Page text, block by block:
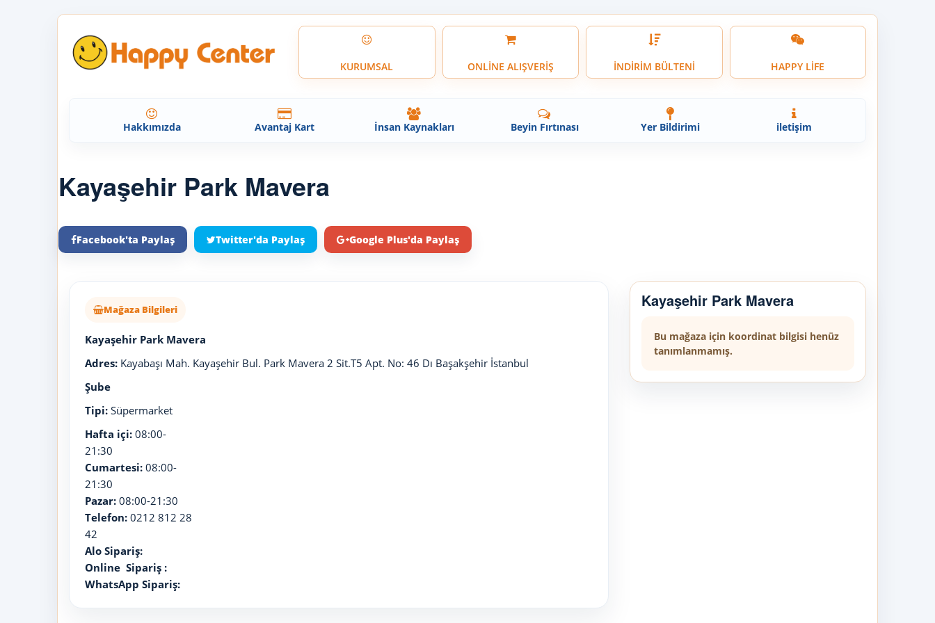
KURUMSAL ONLİNE ALIŞVERİŞ İNDİRİM BÜLTENİ HAPPY LİFE
Hakkımızda Avantaj Kart İnsan Kaynakları Beyin Fırtınası Yer Bildirimi iletişim
Kayaşehir Park Mavera
Facebook'ta Paylaş Twitter'da Paylaş Google Plus'da Paylaş
Mağaza Bilgileri
Kayaşehir Park Mavera
Adres: Kayabaşı Mah. Kayaşehir Bul. Park Mavera 2 Sit.T5 Apt. No: 46 Dı Başakşehir İstanbul
Şube
Tipi: Süpermarket
Hafta içi: 08:00-
21:30
Cumartesi: 08:00-
21:30
Pazar: 08:00-21:30
Telefon: 0212 812 28
42
Alo Sipariş:
Online Sipariş :
WhatsApp Sipariş:
Kayaşehir Park Mavera
Bu mağaza için koordinat bilgisi henüz
tanımlanmamış.